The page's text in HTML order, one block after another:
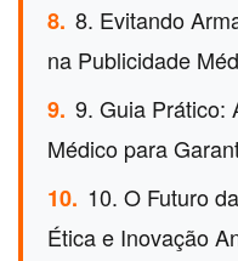
8. 8. Evitando
na Publicidade
9. 9. Guia Prático:
Médico para
10. 10. O Futuro
Ética e Inovação